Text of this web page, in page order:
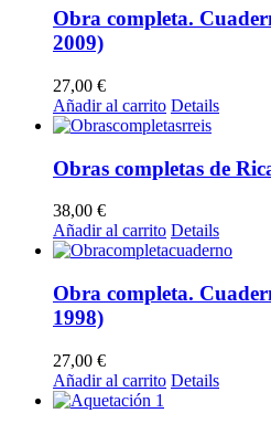
Obra completa.
2009)
27,00 €
Añadir al carrito Details
Obras completas de
38,00 €
Añadir al carrito Details
Obra completa.
1998)
27,00 €
Añadir al carrito Details